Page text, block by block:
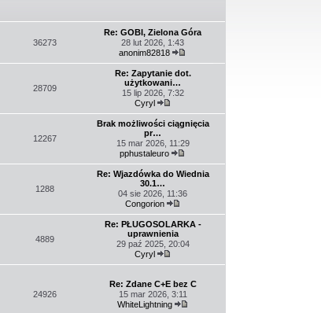
36273
Re: GOBI, Zielona Góra
28 lut 2026, 1:43
anonim82818
najnowszy
post
28709
Re: Zapytanie dot.
użytkowani…
15 lip 2026, 7:32
Cyryl
najnowszy
post
12267
Brak możliwości ciągnięcia
pr…
15 mar 2026, 11:29
pphustaleuro
najnowszy
post
1288
Re: Wjazdówka do Wiednia
30.1…
04 sie 2026, 11:36
Congorion
najnowszy
post
4889
Re: PŁUGOSOLARKA -
uprawnienia
29 paź 2025, 20:04
Cyryl
post
24926
Re: Zdane C+E bez C
15 mar 2026, 3:11
WhiteLightning